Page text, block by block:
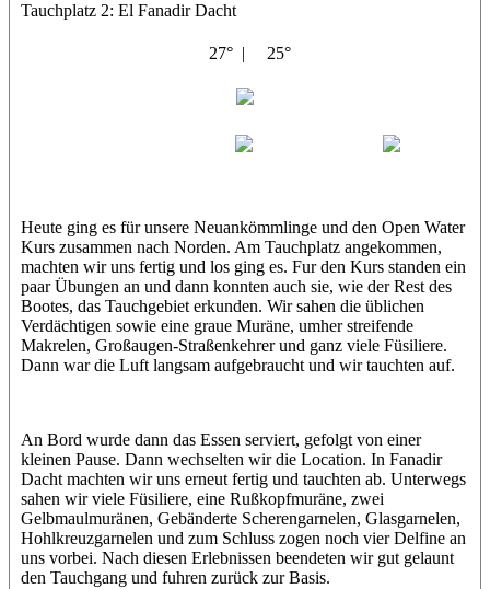
Tauchplatz 2: El Fanadir Dacht
27° | 25°
Heute ging es für unsere Neuankömmlinge und den Open Water
Kurs zusammen nach Norden. Am Tauchplatz angekommen,
machten wir uns fertig und los ging es. Fur den Kurs standen ein
paar Übungen an und dann konnten auch sie, wie der Rest des
Bootes, das Tauchgebiet erkunden. Wir sahen die üblichen
Verdächtigen sowie eine graue Muräne, umher streifende
Makrelen, Großaugen-Straßenkehrer und ganz viele Füsiliere.
Dann war die Luft langsam aufgebraucht und wir tauchten auf.
An Bord wurde dann das Essen serviert, gefolgt von einer
kleinen Pause. Dann wechselten wir die Location. In Fanadir
Dacht machten wir uns erneut fertig und tauchten ab. Unterwegs
sahen wir viele Füsiliere, eine Rußkopfmuräne, zwei
Gelbmaulmuränen, Gebänderte Scherengarnelen, Glasgarnelen,
Hohlkreuzgarnelen und zum Schluss zogen noch vier Delfine an
uns vorbei. Nach diesen Erlebnissen beendeten wir gut gelaunt
den Tauchgang und fuhren zurück zur Basis.